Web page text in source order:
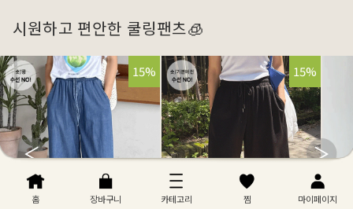
시원하고 편안한 쿨링팬츠🧊
32%
15% 32%
15%
홈 장바구니 카테고리 찜 마이페이지